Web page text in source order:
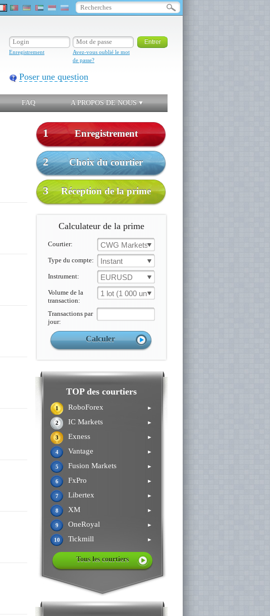
Enregistrement
Avez-vous oublié le mot
de passe?
Poser une question
FAQ A PROPOS DE NOUS
1 Enregistrement
2 Choix du courtier
3 Réception de la prime
Calculateur de la prime
Courtier: CWG Markets
Type du compte: Instant
Instrument: EURUSD
Volume de la
transaction:
1 lot (1 000 un.)
Transactions par
jour:
TOP des courtiers
1 RoboForex ►
2 IC Markets ►
3 Exness ►
4 Vantage ►
5 Fusion Markets ►
6 FxPro ►
7 Libertex ►
8 XM ►
9 OneRoyal ►
10 Tickmill ►
Tous les courtiers